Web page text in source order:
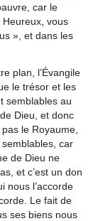
car le
vous
», et dans les
plan, l’Évangile
le trésor et les
semblables au
Dieu, et donc
le Royaume,
car
de Dieu ne
et c’est un don
nous l’accorde
Le fait de
ses biens nous